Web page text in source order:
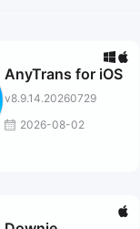
AnyTrans for iOS
v8.9.14.20260729
2026-08-02